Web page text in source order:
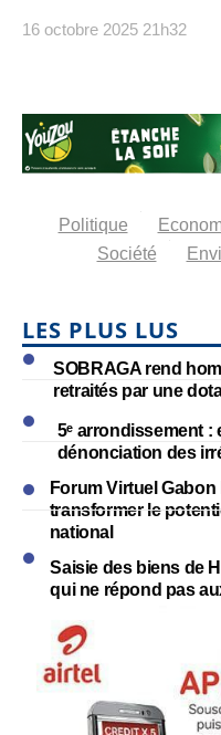
16 octobre 2025 21h32
Politique
Société
LES PLUS LUS
SOBRAGA rend
retraités par une
5ᵉ arrondissement :
dénonciation des
Forum Virtuel
transformer le
national
Saisie des biens de
qui ne répond pas